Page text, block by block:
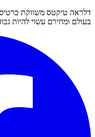
דלראה טיקטס משווקת
בעולם ומחירם עשוי להיות